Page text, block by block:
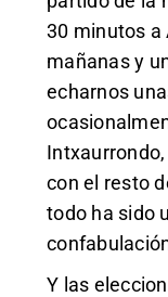
30 minutos a
mañanas y
echarnos
con el resto
todo ha sido
Y las